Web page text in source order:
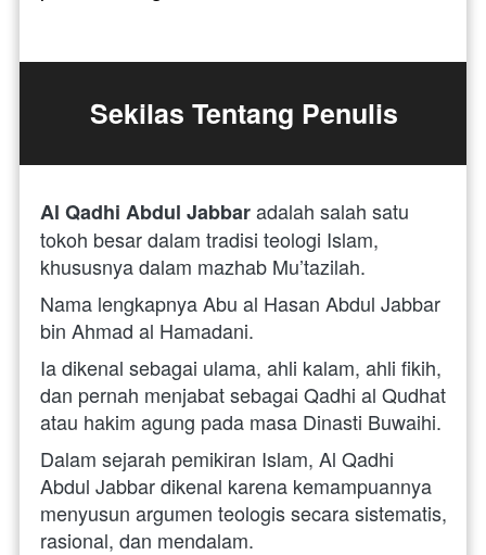
Sekilas Tentang Penulis
Al Qadhi Abdul Jabbar adalah salah satu
tokoh besar dalam tradisi teologi Islam,
khususnya dalam mazhab Mu’tazilah.
Nama lengkapnya Abu al Hasan Abdul Jabbar
bin Ahmad al Hamadani.
Ia dikenal sebagai ulama, ahli kalam, ahli fikih,
dan pernah menjabat sebagai Qadhi al Qudhat
atau hakim agung pada masa Dinasti Buwaihi.
Dalam sejarah pemikiran Islam, Al Qadhi
Abdul Jabbar dikenal karena kemampuannya
menyusun argumen teologis secara sistematis,
rasional, dan mendalam.